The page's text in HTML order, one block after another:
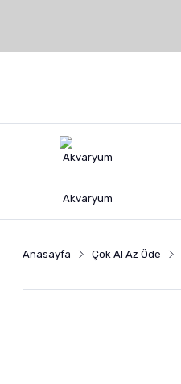
Akvaryum
Anasayfa Çok Al Az Öde